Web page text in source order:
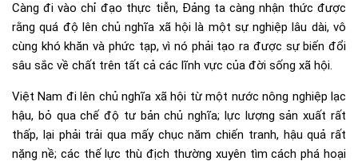
Càng đi vào chỉ đạo thực tiễn, Đảng ta càng nhận thức được
rằng quá độ lên chủ nghĩa xã hội là một sự nghiệp lâu dài, vô
cùng khó khăn và phức tạp, vì nó phải tạo ra được sự biến đổi
sâu sắc về chất trên tất cả các lĩnh vực của đời sống xã hội.
Việt Nam đi lên chủ nghĩa xã hội từ một nước nông nghiệp lạc
hậu, bỏ qua chế độ tư bản chủ nghĩa; lực lượng sản xuất rất
thấp, lại phải trải qua mấy chục năm chiến tranh, hậu quả rất
nặng nề; các thế lực thù địch thường xuyên tìm cách phá hoại